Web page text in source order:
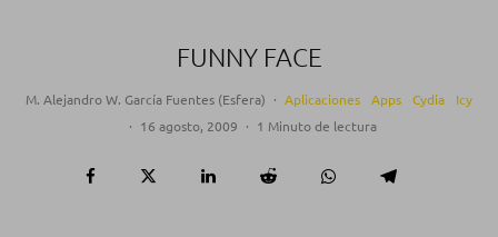
FUNNY FACE
M. Alejandro W. García Fuentes (Esfera) · Aplicaciones Apps Cydia
Icy
· 16 agosto, 2009 · 1 Minuto de lectura